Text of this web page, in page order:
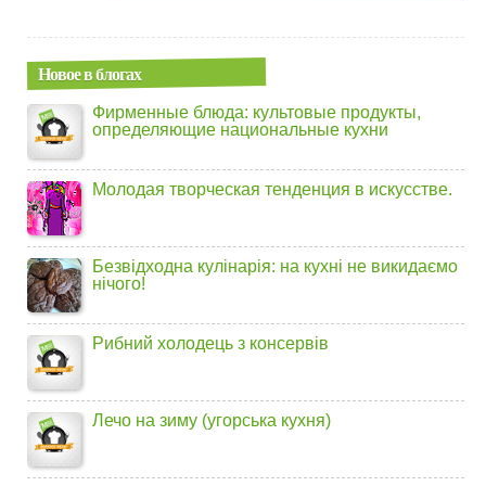
Новое в блогах
Фирменные блюда: культовые продукты,
определяющие национальные кухни
Молодая творческая тенденция в искусстве.
Безвідходна кулінарія: на кухні не викидаємо
нічого!
Рибний холодець з консервів
Лечо на зиму (угорська кухня)